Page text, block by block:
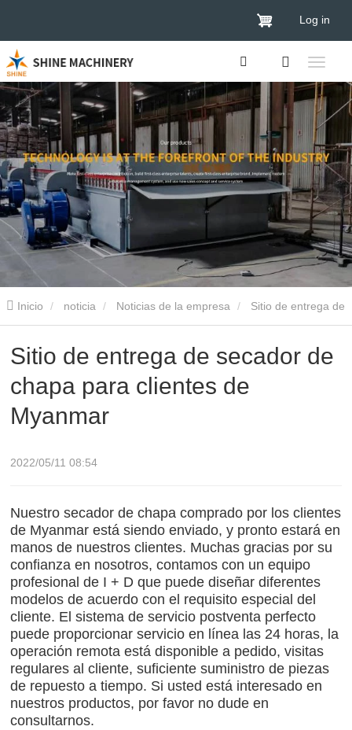
Log in
Inicio noticia Noticias de la empresa
secador de chapa para clientes de Myanmar
Sitio de entrega de secador de
chapa para clientes de
Myanmar
2022/05/11 08:54
Nuestro secador de chapa comprado por los clientes
de Myanmar está siendo enviado, y pronto estará en
manos de nuestros clientes. Muchas gracias por su
confianza en nosotros, contamos con un equipo
profesional de I + D que puede diseñar diferentes
modelos de acuerdo con el requisito especial del
cliente. El sistema de servicio postventa perfecto
puede proporcionar servicio en línea las 24 horas, la
operación remota está disponible a pedido, visitas
regulares al cliente, suficiente suministro de piezas
de repuesto a tiempo. Si usted está interesado en
nuestros productos, por favor no dude en
consultarnos.